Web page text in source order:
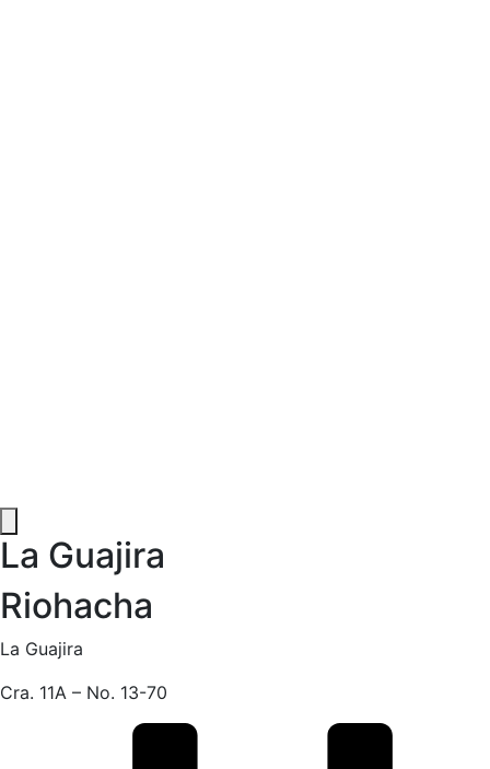
La Guajira
Riohacha
La Guajira
Cra. 11A – No. 13-70